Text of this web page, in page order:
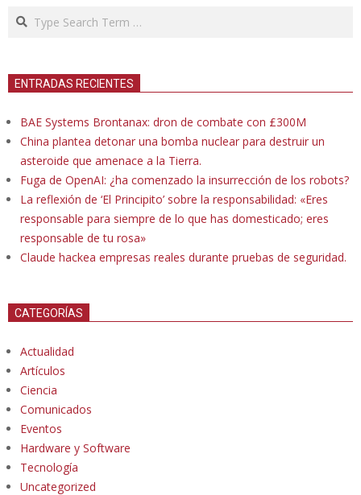
Search
ENTRADAS RECIENTES
BAE Systems Brontanax: dron de combate con £300M
China plantea detonar una bomba nuclear para destruir un
asteroide que amenace a la Tierra.
Fuga de OpenAI: ¿ha comenzado la insurrección de los robots?
La reflexión de ‘El Principito’ sobre la responsabilidad: «Eres
responsable para siempre de lo que has domesticado; eres
responsable de tu rosa»
Claude hackea empresas reales durante pruebas de seguridad.
CATEGORÍAS
Actualidad
Artículos
Ciencia
Comunicados
Eventos
Hardware y Software
Tecnología
Uncategorized